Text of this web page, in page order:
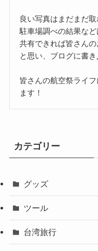
良い写真はまだまだ
駐車場調べの結果など
共有できれば皆さんの
と思い、ブログに書き
皆さんの航空祭ライ
ます！
カテゴリー
グッズ
ツール
台湾旅行